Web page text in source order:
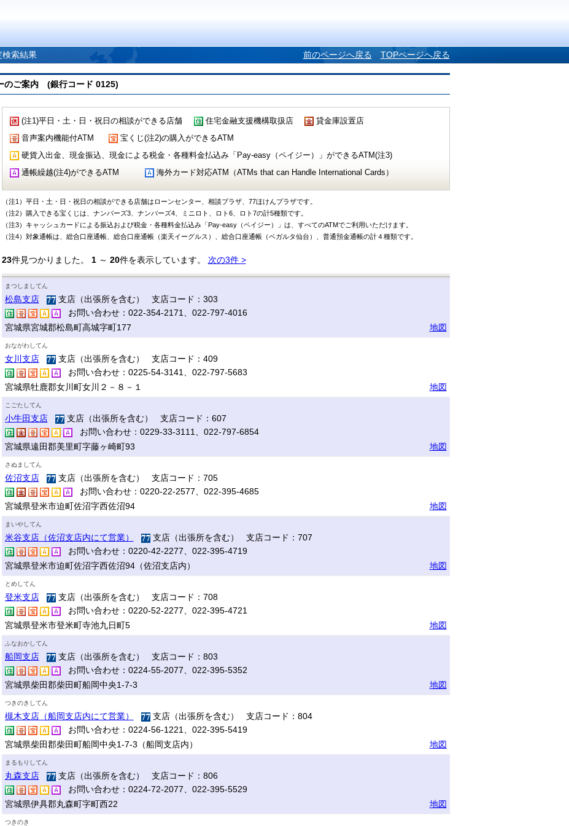
検索結果 前のページへ戻る TOPページへ戻る
のご案内 (銀行コード 0125)
(注1)平日・土・日・祝日の相談ができる店舗 住宅金融支援機構取扱店
貸金庫設置店
音声案内機能付ATM
宝くじ(注2)の購入ができるATM
硬貨入出金、現金振込、現金による税金・各種料金払込み「Pay-easy（ペイジー）」ができるATM(注3)
通帳繰越(注4)ができるATM
海外カード対応ATM（ATMs that can Handle International Cards）
（注1）平日・土・日・祝日の相談ができる店舗はローンセンター、相談プラザ、77ほけんプラザです。
（注2）購入できる宝くじは、ナンバーズ3、ナンバーズ4、ミニロト、ロト6、ロト7の計5種類です。
（注3）キャッシュカードによる振込および税金・各種料金払込み「Pay-easy（ペイジー）」は、すべてのATMでご利用いただけます。
（注4）対象通帳は、総合口座通帳、総合口座通帳（楽天イーグルス）、総合口座通帳（ベガルタ仙台）、普通預金通帳の計４種類です。
23件見つかりました。 1～ 20件を表示しています。 次の3件 >
まつしましてん
松島支店
支店（出張所を含む） 支店コード：303
お問い合わせ：022-354-2171、022-797-4016
宮城県宮城郡松島町高城字町177
地図
おながわしてん
女川支店
支店（出張所を含む） 支店コード：409
お問い合わせ：0225-54-3141、022-797-5683
宮城県牡鹿郡女川町女川２－８－１
地図
こごたしてん
小牛田支店
支店（出張所を含む） 支店コード：607
お問い合わせ：0229-33-3111、022-797-6854
宮城県遠田郡美里町字藤ヶ崎町93
地図
さぬましてん
佐沼支店
支店（出張所を含む） 支店コード：705
お問い合わせ：0220-22-2577、022-395-4685
宮城県登米市迫町佐沼字西佐沼94
地図
まいやしてん
米谷支店（佐沼支店内にて営業）
支店（出張所を含む） 支店コード：707
お問い合わせ：0220-42-2277、022-395-4719
宮城県登米市迫町佐沼字西佐沼94（佐沼支店内）
地図
とめしてん
登米支店
支店（出張所を含む） 支店コード：708
お問い合わせ：0220-52-2277、022-395-4721
宮城県登米市登米町寺池九日町5
地図
ふなおかしてん
船岡支店
支店（出張所を含む） 支店コード：803
お問い合わせ：0224-55-2077、022-395-5352
宮城県柴田郡柴田町船岡中央1-7-3
地図
つきのきしてん
槻木支店（船岡支店内にて営業）
支店（出張所を含む） 支店コード：804
お問い合わせ：0224-56-1221、022-395-5419
宮城県柴田郡柴田町船岡中央1-7-3（船岡支店内）
地図
まるもりしてん
丸森支店
支店（出張所を含む） 支店コード：806
お問い合わせ：0224-72-2077、022-395-5529
宮城県伊具郡丸森町字町西22
地図
つきのき